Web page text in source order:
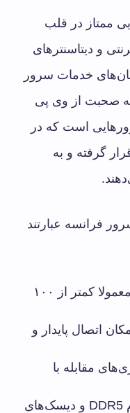
ممتاز در قلب
و دیتاسنترهای
خدمات سرور
صحبت از وی پی
است که در
گرفته و به
فرانسه عبارتند
پینگ پایین به ایران و اروپا: معمولا کمتر از ۱۰۰
اتصال پایدار و
مقابله با
تنوع منابع سخت‌افزاری: رم DDR5 و دیسک‌های